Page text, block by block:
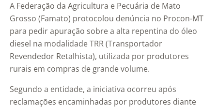
A Federação da Agricultura e Pecuária de Mato
Grosso (Famato) protocolou denúncia no Procon-MT
para pedir apuração sobre a alta repentina do óleo
diesel na modalidade TRR (Transportador
Revendedor Retalhista), utilizada por produtores
rurais em compras de grande volume.
Segundo a entidade, a iniciativa ocorreu após
reclamações encaminhadas por produtores diante